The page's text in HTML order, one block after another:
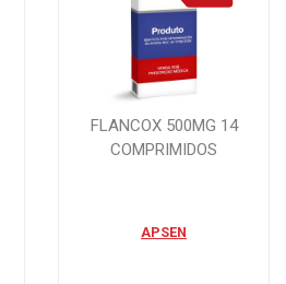
FLANCOX 500MG 14
COMPRIMIDOS
APSEN